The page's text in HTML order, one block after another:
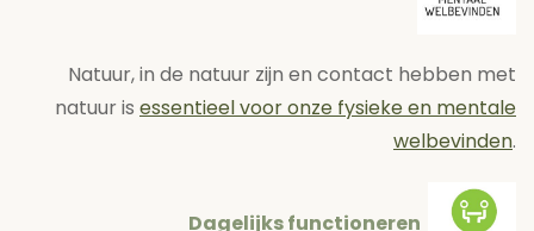
Natuur, in de natuur zijn en contact hebben met
natuur is essentieel voor onze fysieke en mentale
welbevinden.
Dagelijks functioneren